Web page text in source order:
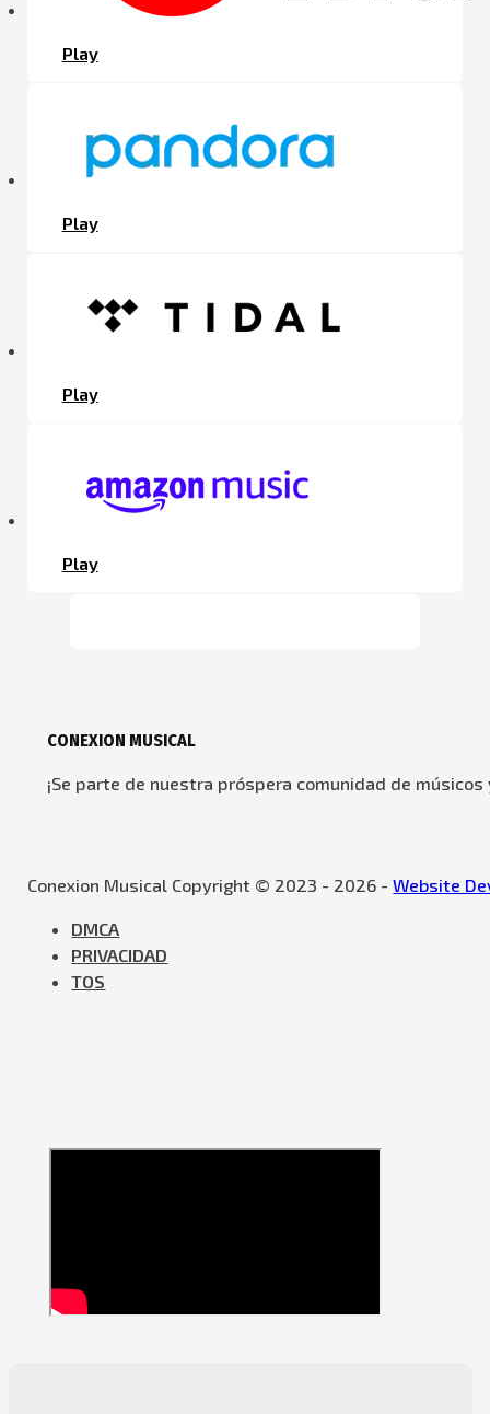
Play
Play
Play
Play
CONEXION MUSICAL
¡Se parte de nuestra próspera comunidad de
Conexion Musical Copyright © 2023 - 2026 -Website
DMCA
PRIVACIDAD
TOS